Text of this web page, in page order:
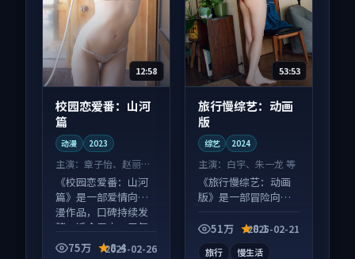
12:58
校园恋爱番：山河
篇
动漫 2023
主演： 章子怡、赵丽颖
等
《校园恋爱番：山河
篇》是一部爱情向动
漫作品，口碑持续发
酵，适合周末一口气
刷完。
75万 8.4
2025-02-26
53:53
旅行慢综艺：动画
版
综艺 2024
主演： 白宇、朱一龙 等
《旅行慢综艺：动画
版》是一部冒险向综
错过，字幕区常有惊
51万 8.1
2025-02-21
旅行
慢生活